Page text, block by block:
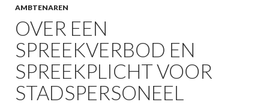
AMBTENAREN
OVER EEN
SPREEKVERBOD EN
SPREEKPLICHT VOOR
STADSPERSONEEL